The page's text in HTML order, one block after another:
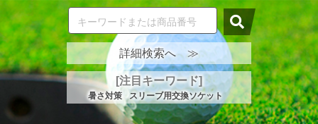
詳細検索へ ≫
[注目キーワード]
暑さ対策 スリーブ用交換ソケット